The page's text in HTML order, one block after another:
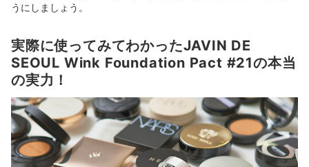
うにしましょう。
実際に使ってみてわかったJAVIN DE
SEOUL Wink Foundation Pact #21の本当
の実力！